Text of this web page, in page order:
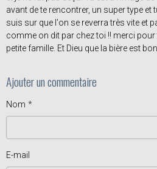
avant de te rencontrer, un super type et
suis sur que l'on se reverra très vite et
comme on dit par chez toi !! merci pour
petite famille. Et Dieu que la bière est
Ajouter un commentaire
Nom
E-mail